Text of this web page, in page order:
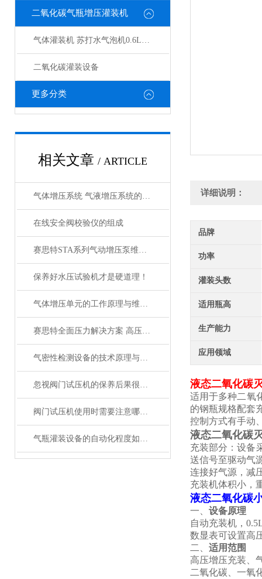
二氧化碳气瓶增压灌装机
气体灌装机 苏打水气泡机0.6L铝瓶充装机
二氧化碳灌装设备
更多分类
相关文章 / ARTICLE
气体增压系统 气液增压系统的典型应用
在线安全阀校验仪的组成
赛思特STA系列气动增压泵维护保养咨询
保养好水压试验机才是硬道理！
气体增压单元的工作原理与维修保养实用指南
赛思特全面压力解决方案 高压气密封检测设备
气密性检测设备的技术原理与优势​
忽视阀门试压机的保养后果很严重
阀门试压机使用时需要注意哪些要点？
气瓶灌装设备的自动化程度如何提高？
详细说明：
品牌
功率
灌装头数
适用瓶高
生产能力
应用领域
液态二氧化碳
适用于多种二氧
的钢瓶规格配套
控制方式有手动
液态二氧化碳
充装部分：设备
送信号至驱动气
连接好气源，减
充装机体积小，
液态二氧化碳
一、 设备原理
自动充装机，
数显表可设置高
二、 适用范围
高压增压充装、
二氧化碳、一氧